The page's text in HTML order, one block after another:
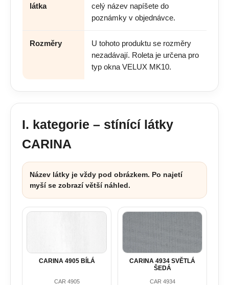
látka
celý název napíšete do
poznámky v objednávce.
Rozměry
U tohoto produktu se rozměry
nezadávají. Roleta je určena pro
typ okna VELUX MK10.
I. kategorie – stínící látky
CARINA
Název látky je vždy pod obrázkem. Po najetí
myší se zobrazí větší náhled.
CARINA 4905 BÍLÁ
CAR 4905
CARINA 4934 SVĚTLÁ
ŠEDÁ
CAR 4934